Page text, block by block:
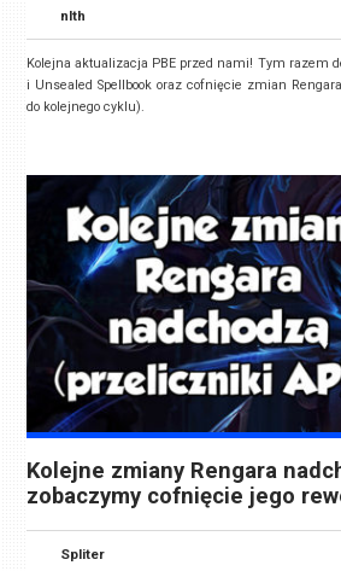
nlth
Kolejna aktualizacja PBE przed nami! Tym razem
i Unsealed Spellbook oraz cofnięcie zmian
do kolejnego cyklu).
Kolejne zmiany Rengara
zobaczymy cofnięcie jego
Spliter